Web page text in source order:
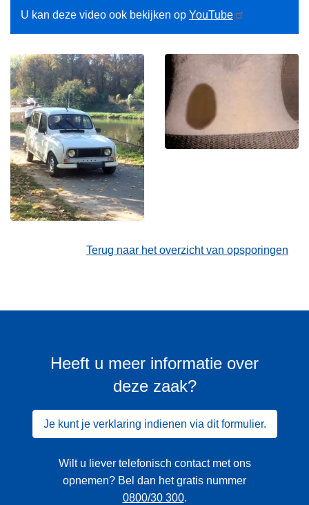
U kan deze video ook bekijken op YouTube
Terug naar het overzicht van opsporingen
Heeft u meer informatie over
deze zaak?
Je kunt je verklaring indienen via dit formulier.
Wilt u liever telefonisch contact met ons
opnemen? Bel dan het gratis nummer
0800/30 300.